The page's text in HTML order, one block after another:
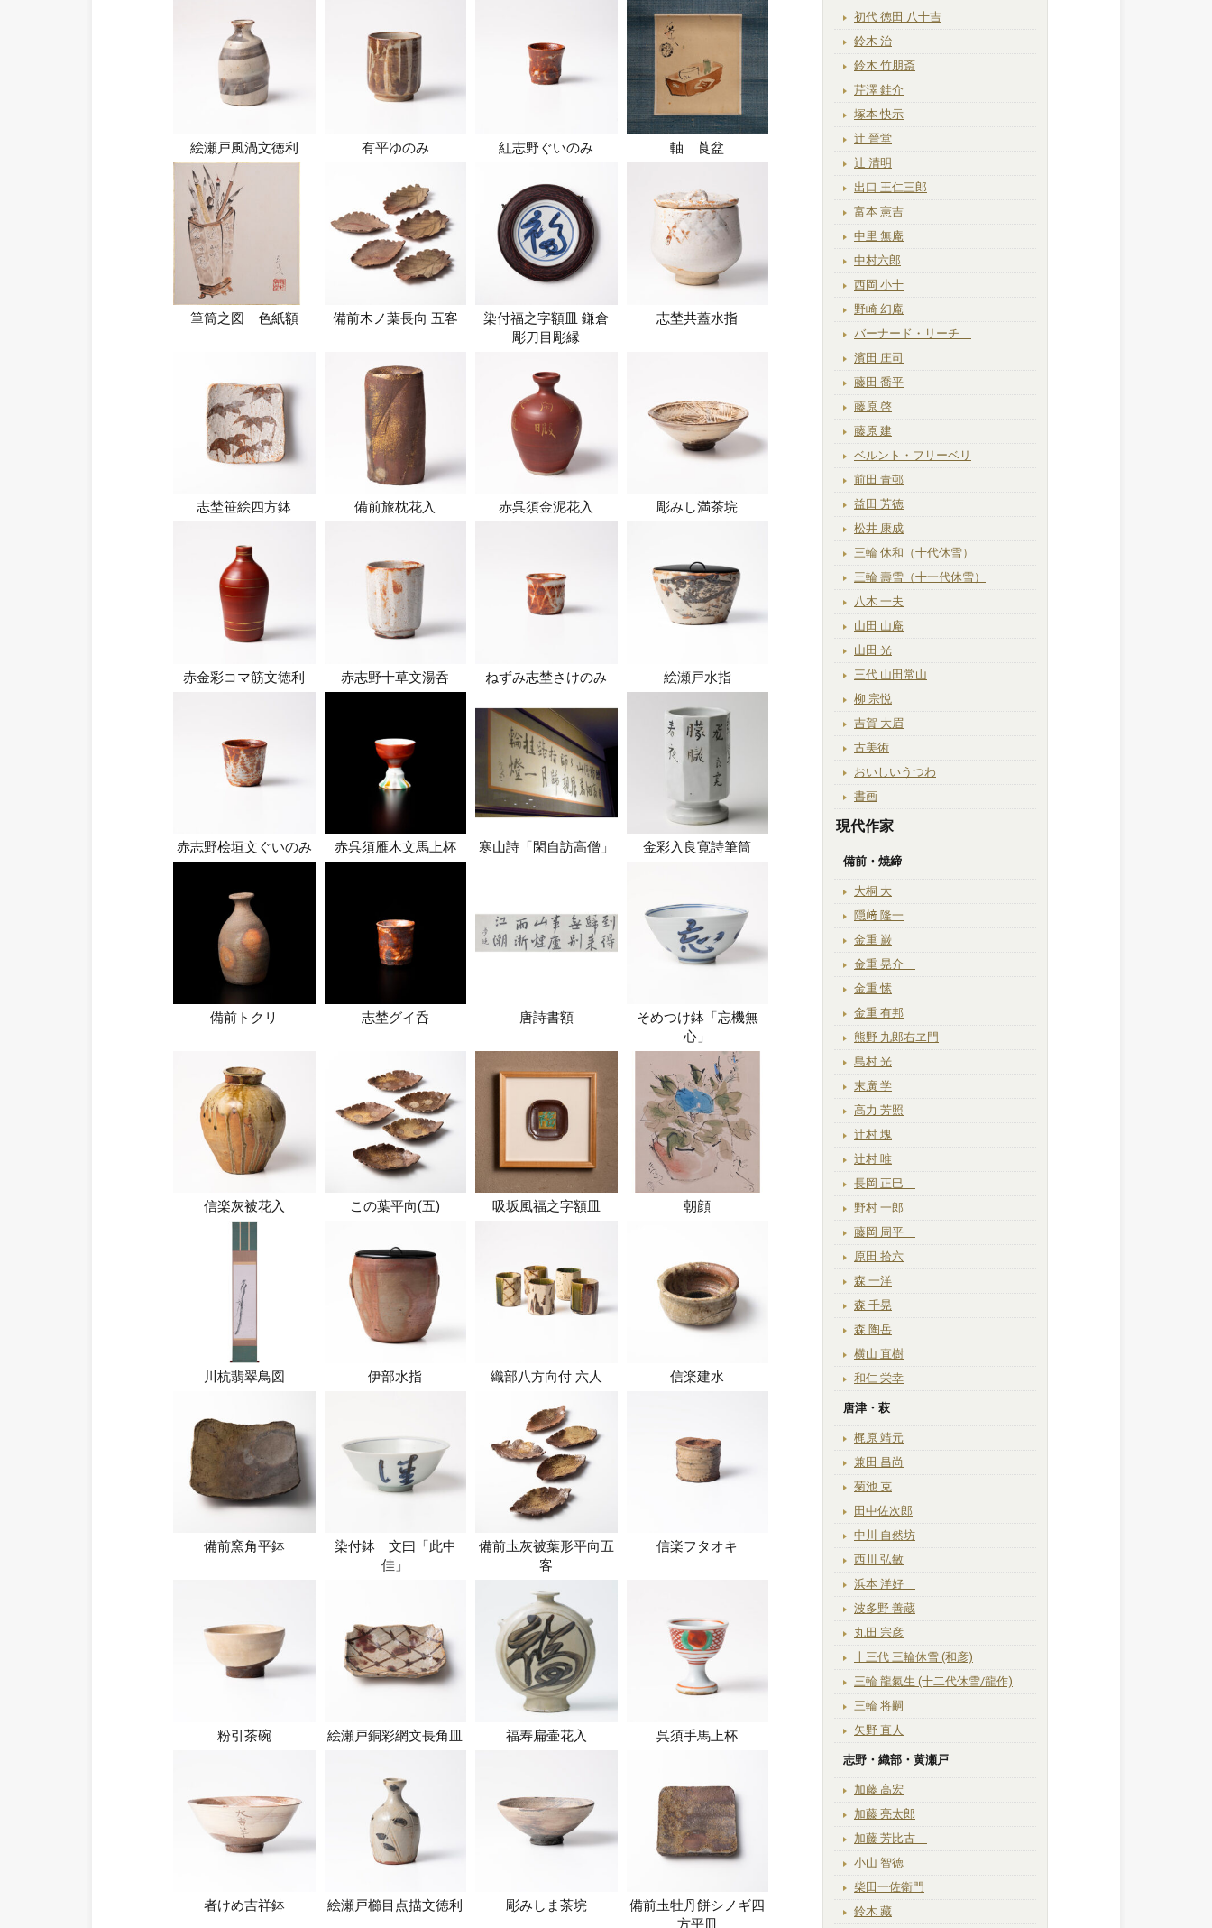
絵瀬戸風渦文徳利 有平ゆのみ 紅志野ぐいのみ 軸 莨盆
筆筒之図 色紙額 備前木ノ葉長向 五客
染付福之字額皿 鎌倉
彫刀目彫縁
志埜共蓋水指
志埜笹絵四方鉢 備前旅枕花入 赤呉須金泥花入 彫みし満茶垸
赤金彩コマ筋文徳利 赤志野十草文湯呑 ねずみ志埜さけのみ 絵瀬戸水指
赤志野桧垣文ぐいのみ 赤呉須雁木文馬上杯 寒山詩「閑自訪高僧」 金彩入良寛詩筆筒
備前トクリ 志埜グイ呑 唐詩書額
そめつけ鉢「忘機無
心」
信楽灰被花入 この葉平向(五) 吸坂風福之字額皿 朝顔
川杭翡翠鳥図 伊部水指 織部八方向付 六人 信楽建水
備前窯角平鉢
染付鉢 文曰「此中
佳」
備前圡灰被葉形平向五
客
信楽フタオキ
粉引茶碗 絵瀬戸銅彩網文長角皿 福寿扁壷花入 呉須手馬上杯
者けめ吉祥鉢 絵瀬戸櫛目点描文徳利 彫みしま茶垸
備前圡牡丹餅シノギ四
方平皿
初代 徳田 八十吉
鈴木 治
鈴木 竹朋斎
芹澤 銈介
塚本 快示
辻 晉堂
辻 清明
出口 王仁三郎
富本 憲吉
中里 無庵
中村六郎
西岡 小十
野崎 幻庵
バーナード・リーチ
濱田 庄司
藤田 喬平
藤原 啓
藤原 建
ベルント・フリーベリ
前田 青邨
益田 芳徳
松井 康成
三輪 休和（十代休雪）
三輪 壽雪（十一代休雪）
八木 一夫
山田 山庵
山田 光
三代 山田常山
柳 宗悦
吉賀 大眉
古美術
おいしいうつわ
書画
現代作家
備前・焼締
大桐 大
隠﨑 隆一
金重 巌
金重 晃介
金重 愫
金重 有邦
熊野 九郎右ヱ門
島村 光
末廣 学
高力 芳照
辻村 塊
辻村 唯
長岡 正巳
野村 一郎
藤岡 周平
原田 拾六
森 一洋
森 千晃
森 陶岳
横山 直樹
和仁 栄幸
唐津・萩
梶原 靖元
兼田 昌尚
菊池 克
田中佐次郎
中川 自然坊
西川 弘敏
浜本 洋好
波多野 善蔵
丸田 宗彦
十三代 三輪休雪 (和彦)
三輪 龍氣生 (十二代休雪/龍作)
三輪 将嗣
矢野 直人
志野・織部・黄瀬戸
加藤 高宏
加藤 亮太郎
加藤 芳比古
小山 智徳
柴田一佐衛門
鈴木 藏